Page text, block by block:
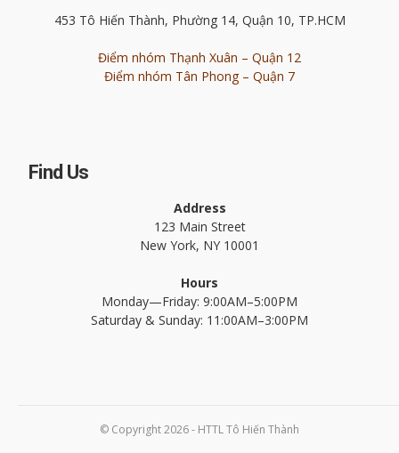
453 Tô Hiến Thành, Phường 14, Quận 10, TP.HCM
Điểm nhóm Thạnh Xuân – Quận 12
Điểm nhóm Tân Phong – Quận 7
Find Us
Address
123 Main Street
New York, NY 10001
Hours
Monday—Friday: 9:00AM–5:00PM
Saturday & Sunday: 11:00AM–3:00PM
© Copyright 2026 - HTTL Tô Hiến Thành